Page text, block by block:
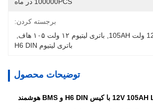
برجسته کردن:
باتری لیتیوم ۱۲ ولت ۱۰۵ هاف
باتری لیتیوم H6 DIN
توضیحات محصول